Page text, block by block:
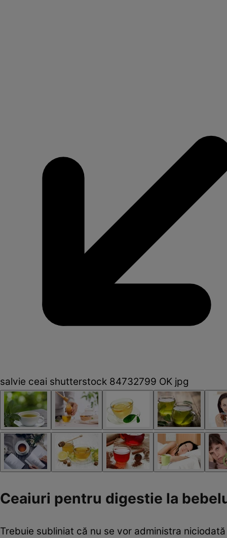
salvie ceai shutterstock 84732799 OK jpg
Ceaiuri pentru digestie la
Trebuie subliniat că nu se vor administra